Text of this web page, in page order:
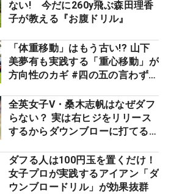
ない! 今だに260y飛ぶ森田理香
子が教える『お腹ドリル』
「体重移動」はもう古い!? 山下
美夢有も実践する「重心移動」が
方向性のカギ #四の五の言わず振
全英女子V・桑木志帆はなぜダフ
らない？ 実は右ヒジをリリース
するからダウンブローに打てる #
ダフる人は100円玉を置くだけ！
女子プロが実践するアイアン「ダ
ウンブロードリル」が効果抜群